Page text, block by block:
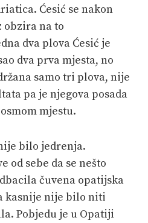
Ćesić se nakon
obzira na to
dva plova Ćesić je
dva prva mjesta, no
samo tri plova, nije
pa je njegova posada
mjestu.
bilo jedrenja.
od sebe da se nešto
čuvena opatijska
kasnije nije bilo niti
Pobjedu je u Opatiji